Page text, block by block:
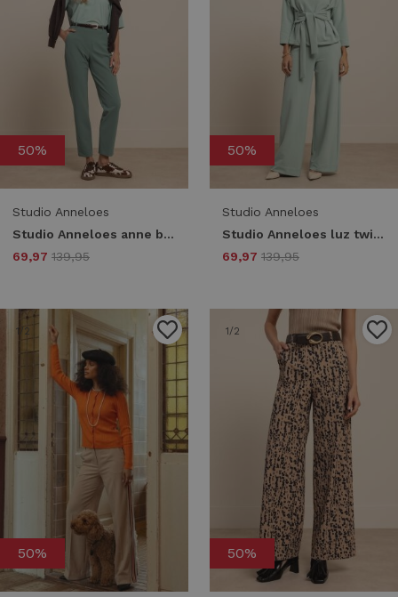
50%
Studio Anneloes
Studio Anneloes anne bonded trousers 13544 Broek 7600 dark sage green
69,97 139,95
50%
Studio Anneloes
Studio Anneloes luz twill trousers 13553 Broek 7700 light sage green
69,97 139,95
1 /2
50%
1/2
50%